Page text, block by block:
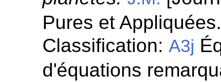
Pures et
Classification:A3j
d'équations